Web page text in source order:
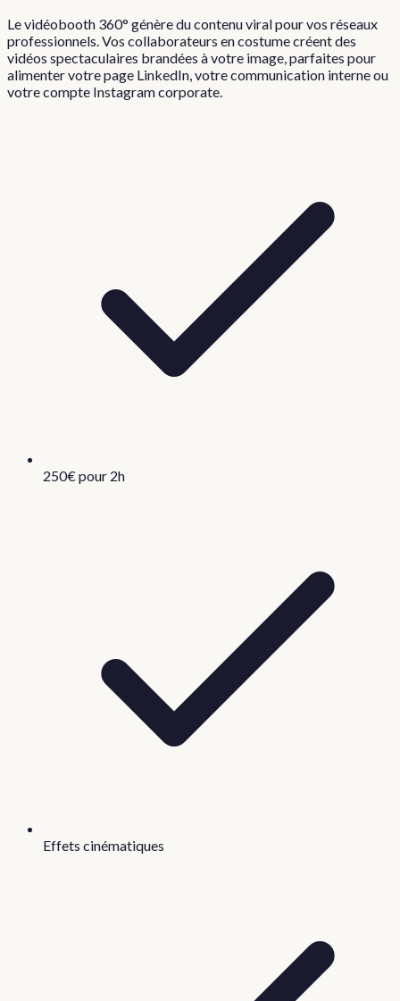
Le vidéobooth 360° génère du contenu viral pour vos réseaux
professionnels. Vos collaborateurs en costume créent des
vidéos spectaculaires brandées à votre image, parfaites pour
alimenter votre page LinkedIn, votre communication interne ou
votre compte Instagram corporate.
250€ pour 2h
Effets cinématiques